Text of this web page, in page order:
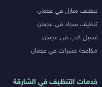
تنظيف منازل في عجمان
تنظيف سجاد في عجمان
غسيل كنب في عجمان
مكافحة حشرات في عجمان
خدمات التنظيف في الشارقة